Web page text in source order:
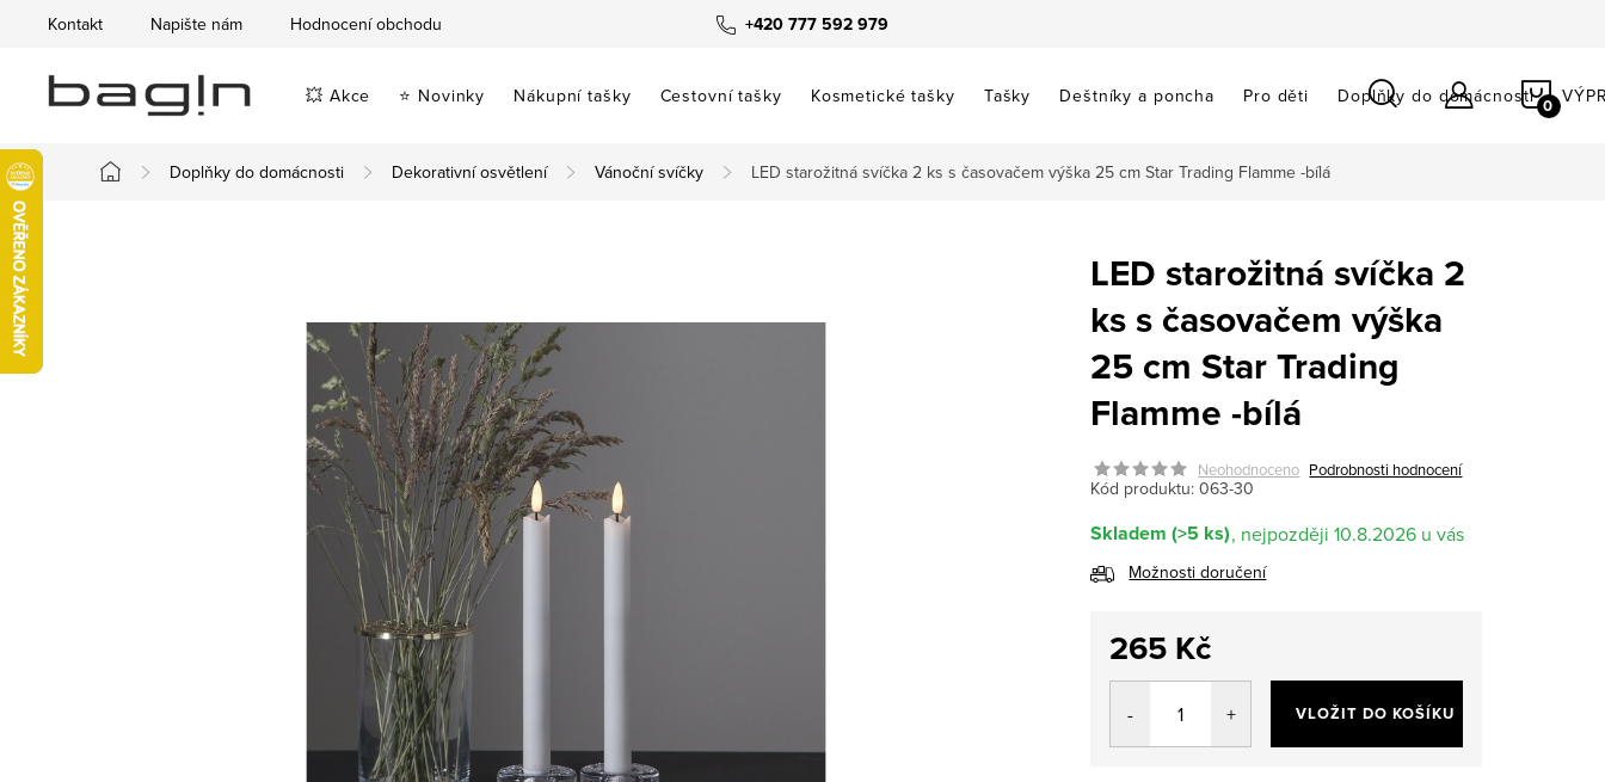
obsah
+420 777 592 979
Kontakt Napište nám Hodnocení obchodu
💥 Akce ⭐ Novinky Nákupní tašky Cestovní tašky Kosmetické tašky Tašky Deštníky a poncha Pro děti Doplňky do domácnosti
Domů
Doplňky do domácnosti Dekorativní osvětlení Vánoční svíčky LED starožitná svíčka 2 ks s časovačem výška 25 cm Star Trading Flamme -bílá
LED starožitná svíčka 2
ks s časovačem výška
25 cm Star Trading
Flamme -bílá
Neohodnoceno Podrobnosti hodnocení
Kód produktu: 063-30
Skladem (>5 ks) 10.8.2026
Možnosti doručení
265 Kč
Měrná
VLOŽIT DO KOŠÍKU